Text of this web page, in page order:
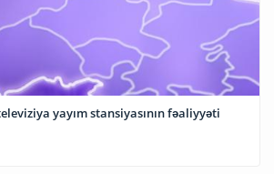
yayım stansiyasının fəaliyyəti